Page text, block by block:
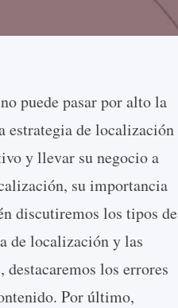
puede pasar por alto la
estrategia de localización
y llevar su negocio a
su importancia
discutiremos los tipos de
de localización y las
los errores
Por último,